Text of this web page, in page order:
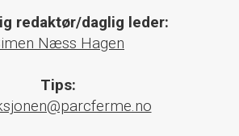
redaktør/daglig leder:
Næss Hagen
Tips: